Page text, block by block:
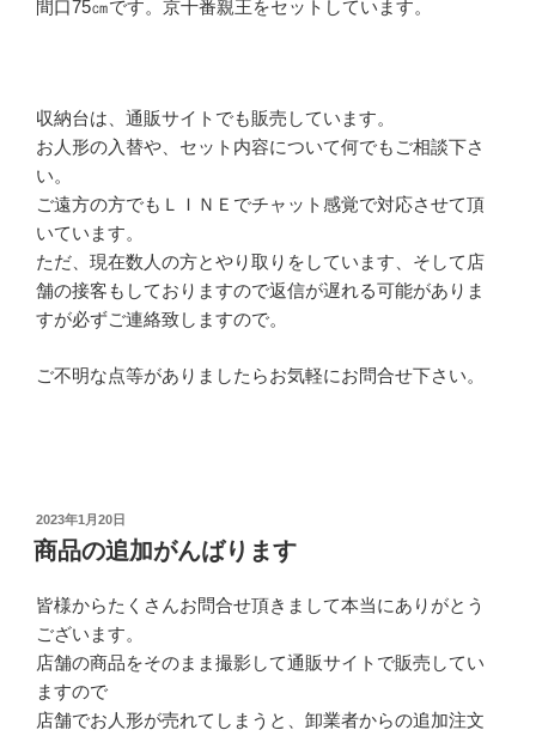
間口75㎝です。京十番親王をセットしています。
収納台は、通販サイトでも販売しています。
お人形の入替や、セット内容について何でもご相談下さ
い。
ご遠方の方でもＬＩＮＥでチャット感覚で対応させて頂
いています。
ただ、現在数人の方とやり取りをしています、そして店
舗の接客もしておりますので返信が遅れる可能がありま
すが必ずご連絡致しますので。
ご不明な点等がありましたらお気軽にお問合せ下さい。
投
稿
日:
2023年1月20日
商品の追加がんばります
皆様からたくさんお問合せ頂きまして本当にありがとう
ございます。
店舗の商品をそのまま撮影して通販サイトで販売してい
ますので
店舗でお人形が売れてしまうと、卸業者からの追加注文